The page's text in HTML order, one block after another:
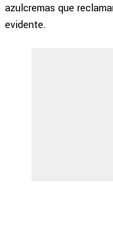
azulcremas que
evidente.